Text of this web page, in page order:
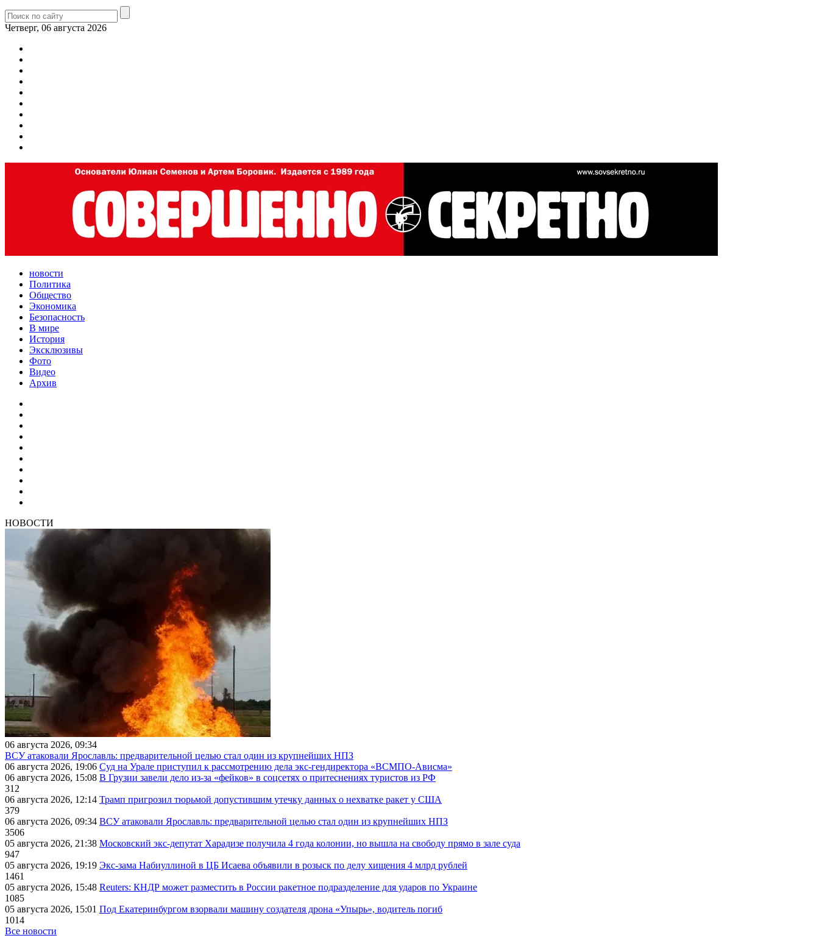
Четверг, 06 августа 2026
новости
Политика
Общество
Экономика
Безопасность
В мире
История
Эксклюзивы
Фото
Видео
Архив
НОВОСТИ
06 августа 2026, 09:34
ВСУ атаковали Ярославль: предварительной целью стал один из крупнейших НПЗ
06 августа 2026, 19:06 Суд на Урале приступил к рассмотрению дела экс-гендиректора «ВСМПО-Ависма»
06 августа 2026, 15:08 В Грузии завели дело из-за «фейков» в соцсетях о притеснениях туристов из РФ
312
06 августа 2026, 12:14 Трамп пригрозил тюрьмой допустившим утечку данных о нехватке ракет у США
379
06 августа 2026, 09:34 ВСУ атаковали Ярославль: предварительной целью стал один из крупнейших НПЗ
3506
05 августа 2026, 21:38 Московский экс-депутат Харадизе получила 4 года колонии, но вышла на свободу прямо в зале суда
947
05 августа 2026, 19:19 Экс-зама Набиуллиной в ЦБ Исаева объявили в розыск по делу хищения 4 млрд рублей
1461
05 августа 2026, 15:48 Reuters: КНДР может разместить в России ракетное подразделение для ударов по Украине
1085
05 августа 2026, 15:01 Под Екатеринбургом взорвали машину создателя дрона «Упырь», водитель погиб
1014
Все новости